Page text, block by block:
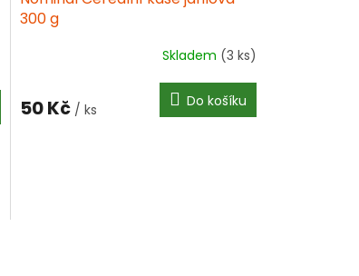
300 g
Skladem (3 ks)
50 Kč / ks Do košíku